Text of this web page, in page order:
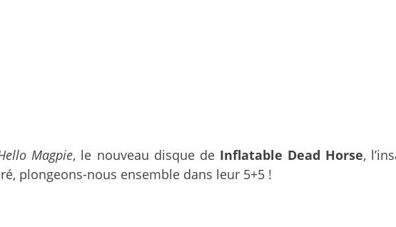
Magpie, le nouveau disque de Inflatable Dead Horse,
plongeons-nous ensemble dans leur 5+5 !